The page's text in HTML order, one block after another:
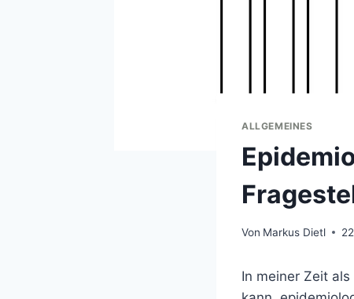
ALLGEMEINES
Von Markus Dietl
In meiner Zeit